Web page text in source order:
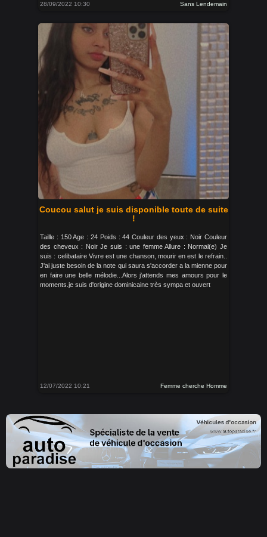
28/09/2022 10:30 Sans Lendemain
Coucou salut je suis disponible toute de suite
!
Taille : 150 Age : 24 Poids : 44 Couleur des yeux : Noir Couleur
des cheveux : Noir Je suis : une femme Allure : Normal(e) Je
suis : celibataire Vivre est une chanson, mourir en est le refrain..
J'ai juste besoin de la note qui saura s'accorder a la mienne pour
en faire une belle mélodie...Alors j'attends mes amours pour le
moments.je suis d'origine dominicaine très sympa et ouvert
12/07/2022 10:21 Femme cherche Homme